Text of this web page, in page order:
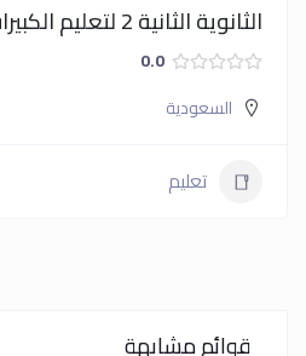
الثانوية الثانية 2 لتعليم الكبيرات جدة حي مشرفة
0.0
السعودية
تعليم
قوائم مشابهة